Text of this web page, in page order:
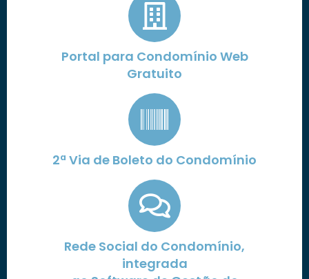
Portal para Condomínio Web
Gratuito
2ª Via de Boleto do Condomínio
Rede Social do Condomínio,
integrada